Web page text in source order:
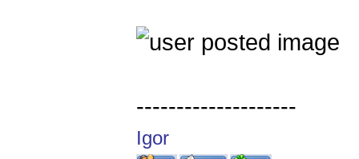
--------------------
Igor